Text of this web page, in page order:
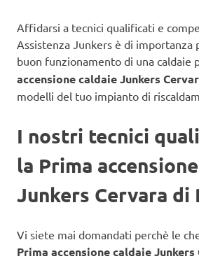
Affidarsi a tecnici qualificati e
Assistenza Junkers è di importanza
buon funzionamento di una caldaie
accensione caldaie Junkers
modelli del tuo impianto di
I nostri tecnici
la Prima
Junkers Cervara di
Vi siete mai domandati perchè le
Prima accensione caldaie